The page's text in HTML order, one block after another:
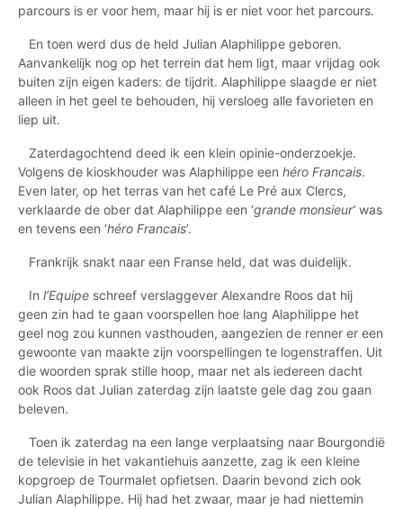
parcours is er voor hem, maar hij is er niet voor het parcours.
En toen werd dus de held Julian Alaphilippe geboren.
Aanvankelijk nog op het terrein dat hem ligt, maar vrijdag ook
buiten zijn eigen kaders: de tijdrit. Alaphilippe slaagde er niet
alleen in het geel te behouden, hij versloeg alle favorieten en
liep uit.
Zaterdagochtend deed ik een klein opinie-onderzoekje.
Volgens de kioskhouder was Alaphilippe een héro Francais.
Even later, op het terras van het café Le Pré aux Clercs,
verklaarde de ober dat Alaphilippe een ‘grande monsieur’ was
en tevens een ‘héro Francais’.
Frankrijk snakt naar een Franse held, dat was duidelijk.
In l’Equipe schreef verslaggever Alexandre Roos dat hij
geen zin had te gaan voorspellen hoe lang Alaphilippe het
geel nog zou kunnen vasthouden, aangezien de renner er een
gewoonte van maakte zijn voorspellingen te logenstraffen. Uit
die woorden sprak stille hoop, maar net als iedereen dacht
ook Roos dat Julian zaterdag zijn laatste gele dag zou gaan
beleven.
Toen ik zaterdag na een lange verplaatsing naar Bourgondië
de televisie in het vakantiehuis aanzette, zag ik een kleine
kopgroep de Tourmalet opfietsen. Daarin bevond zich ook
Julian Alaphilippe. Hij had het zwaar, maar je had niettemin